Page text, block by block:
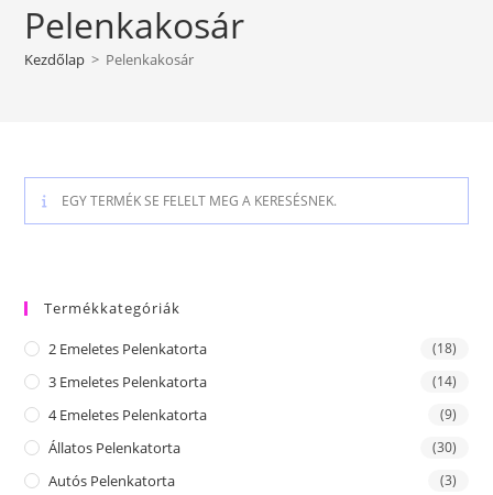
Pelenkakosár
Kezdőlap > Pelenkakosár
EGY TERMÉK SE FELELT MEG A KERESÉSNEK.
Termékkategóriák
2 Emeletes Pelenkatorta (18)
3 Emeletes Pelenkatorta (14)
4 Emeletes Pelenkatorta (9)
Állatos Pelenkatorta (30)
Autós Pelenkatorta (3)